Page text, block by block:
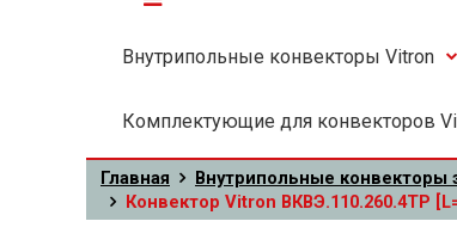
Внутрипольные конвекторы Vitron
Комплектующие для конвекторов
Главная Внутрипольные конвекторы
Конвектор Vitron ВКВЭ.110.260.4ТР